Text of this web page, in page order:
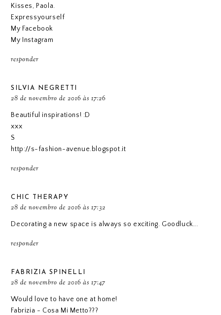
Kisses, Paola.
Expressyourself
My Facebook
My Instagram
responder
SILVIA NEGRETTI
28 de novembro de 2016 às 17:26
Beautiful inspirations! :D
xxx
S
http://s-fashion-avenue.blogspot.it
responder
CHIC THERAPY
28 de novembro de 2016 às 17:32
Decorating a new space is always so exciting. Goodluck...
responder
FABRIZIA SPINELLI
28 de novembro de 2016 às 17:47
Would love to have one at home!
Fabrizia - Cosa Mi Metto???